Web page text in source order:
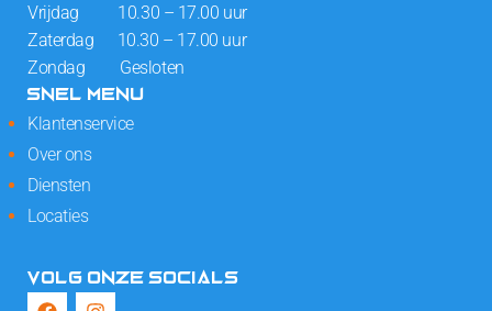
Vrijdag 10.30 – 17.00 uur
Zaterdag 10.30 – 17.00 uur
Zondag Gesloten
SNEL MENU
Klantenservice
Over ons
Diensten
Locaties
VOLG ONZE SOCIALS